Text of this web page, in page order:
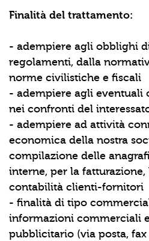
Finalità del trattamento:
- adempiere agli obblighi
regolamenti, dalla
norme civilistiche e fiscali
- adempiere agli
nei confronti del
- adempiere ad attività
economica della nostra
compilazione delle
interne, per la
contabilità clienti-fornitori
- finalità di tipo
informazioni commerciali
pubblicitario (via posta,